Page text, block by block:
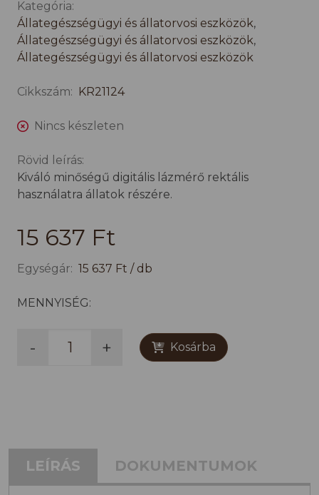
Kategória:
Állategészségügyi és állatorvosi eszközök,
Állategészségügyi és állatorvosi eszközök,
Állategészségügyi és állatorvosi eszközök
Cikkszám: KR21124
Nincs készleten
Rövid leírás:
Kiváló minőségű digitális lázmérő rektális
használatra állatok részére.
15 637 Ft
Egységár: 15 637 Ft / db
MENNYISÉG:
- + Kosárba
LEÍRÁS DOKUMENTUMOK